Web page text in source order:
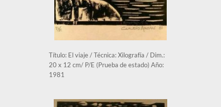
Título: El viaje / Técnica: Xilografía / Dim.:
20 x 12 cm/ P/E (Prueba de estado) Año:
1981